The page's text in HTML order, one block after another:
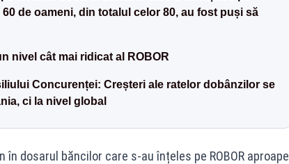
de oameni, din totalul celor 80, au fost puși să
nivel cât mai ridicat al ROBOR
Concurenței: Creșteri ale ratelor dobânzilor se
ci la nivel global
dosarul băncilor care s-au înțeles pe ROBOR aproape